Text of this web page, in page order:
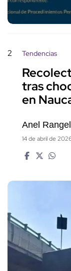
2 Tendencias
tras
en
Anel Rangel
14 de abril de